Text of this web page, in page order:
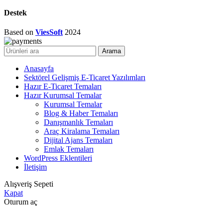
Destek
Based on ViesSoft 2024
Arama
Anasayfa
Sektörel Gelişmiş E-Ticaret Yazılımları
Hazır E-Ticaret Temaları
Hazır Kurumsal Temalar
Kurumsal Temalar
Blog & Haber Temaları
Danışmanlık Temaları
Araç Kiralama Temaları
Dijital Ajans Temaları
Emlak Temaları
WordPress Eklentileri
İletişim
Alışveriş Sepeti
Kapat
Oturum aç